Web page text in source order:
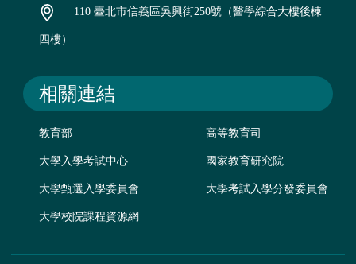
110 臺北市信義區吳興街250號（醫學綜合大樓後棟
四樓）
相關連結
教育部 高等教育司
大學入學考試中心 國家教育研究院
大學甄選入學委員會 大學考試入學分發委員會
大學校院課程資源網